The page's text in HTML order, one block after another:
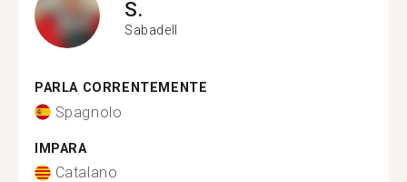
S.
Sabadell
PARLA CORRENTEMENTE
Spagnolo
IMPARA
Catalano